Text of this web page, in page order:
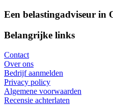
Een belastingadviseur in
Belangrijke links
Contact
Over ons
Bedrijf aanmelden
Privacy policy
Algemene voorwaarden
Recensie achterlaten